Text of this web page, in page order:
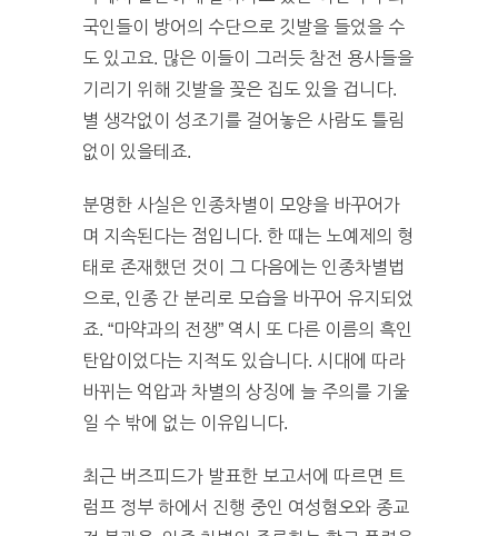
국인들이 방어의 수단으로 깃발을 들었을 수
도 있고요. 많은 이들이 그러듯 참전 용사들을
기리기 위해 깃발을 꽂은 집도 있을 겁니다.
별 생각없이 성조기를 걸어놓은 사람도 틀림
없이 있을테죠.
분명한 사실은 인종차별이 모양을 바꾸어가
며 지속된다는 점입니다. 한 때는 노예제의 형
태로 존재했던 것이 그 다음에는 인종차별법
으로, 인종 간 분리로 모습을 바꾸어 유지되었
죠. “마약과의 전쟁” 역시 또 다른 이름의 흑인
탄압이었다는 지적도 있습니다. 시대에 따라
바뀌는 억압과 차별의 상징에 늘 주의를 기울
일 수 밖에 없는 이유입니다.
최근 버즈피드가 발표한 보고서에 따르면 트
럼프 정부 하에서 진행 중인 여성혐오와 종교